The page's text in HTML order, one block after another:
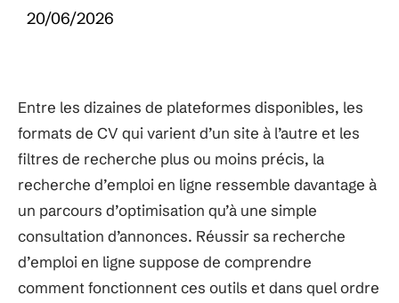
20/06/2026
Entre les dizaines de plateformes disponibles, les
formats de CV qui varient d’un site à l’autre et les
filtres de recherche plus ou moins précis, la
recherche d’emploi en ligne ressemble davantage à
un parcours d’optimisation qu’à une simple
consultation d’annonces. Réussir sa recherche
d’emploi en ligne suppose de comprendre
comment fonctionnent ces outils et dans quel ordre